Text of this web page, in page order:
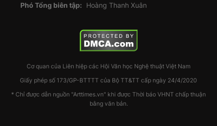
Phó Tổng biên tập:
Hoàng Thanh Xuân
Cơ quan của Liên hiệp các Hội Văn học Nghệ thuật Việt Nam
Giấy phép số 173/GP-BTTTT của Bộ TT&TT cấp ngày 24/4/2020
* Chỉ được dẫn nguồn "Arttimes.vn" khi được Thời báo VHNT chấp thuận
bằng văn bản.